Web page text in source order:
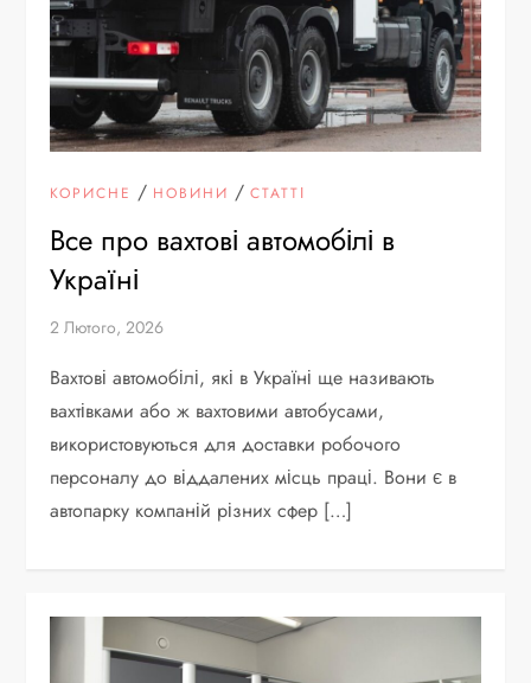
КОРИСНЕ / НОВИНИ /СТАТТІ
Все про вахтові автомобілі в
Україні
2 Лютого, 2026
Вахтові автомобілі, які в Україні ще називають
вахтівками або ж вахтовими автобусами,
використовуються для доставки робочого
персоналу до віддалених місць праці. Вони є в
автопарку компаній різних сфер […]